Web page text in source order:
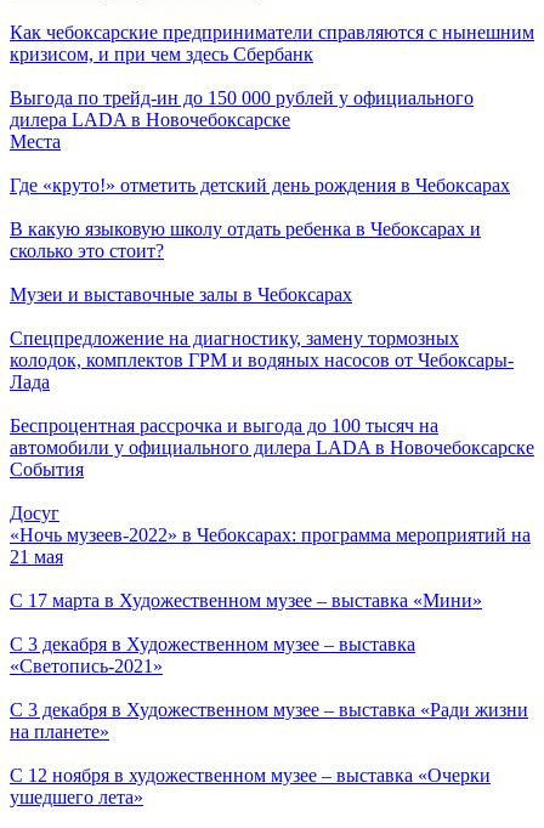
Как чебоксарские предприниматели справляются с нынешним
кризисом, и при чем здесь Сбербанк
Выгода по трейд-ин до 150 000 рублей у официального
дилера LADA в Новочебоксарске
Места
Где «круто!» отметить детский день рождения в Чебоксарах
В какую языковую школу отдать ребенка в Чебоксарах и
сколько это стоит?
Музеи и выставочные залы в Чебоксарах
Спецпредложение на диагностику, замену тормозных
колодок, комплектов ГРМ и водяных насосов от Чебоксары-
Лада
Беспроцентная рассрочка и выгода до 100 тысяч на
автомобили у официального дилера LADA в Новочебоксарске
События
Досуг
«Ночь музеев-2022» в Чебоксарах: программа мероприятий на
21 мая
С 17 марта в Художественном музее – выставка «Мини»
С 3 декабря в Художественном музее – выставка
«Светопись-2021»
С 3 декабря в Художественном музее – выставка «Ради жизни
на планете»
С 12 ноября в художественном музее – выставка «Очерки
ушедшего лета»